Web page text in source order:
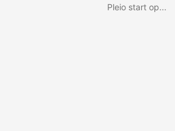
Pleio start op...